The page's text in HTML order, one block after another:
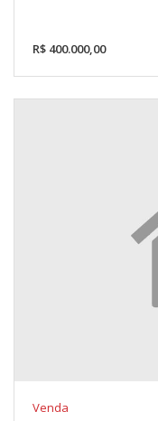
R$ 400.000,00
Venda